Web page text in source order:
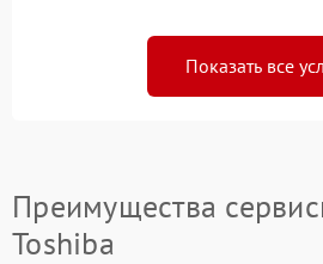
Показать все
Преимущества
Toshiba